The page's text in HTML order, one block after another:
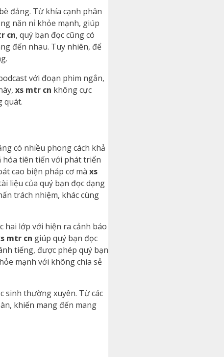
đảng. Từ khía cạnh phân
năn nỉ khỏe mạnh, giúp
cn, quý bạn đọc cũng có
đến nhau. Tuy nhiên, để
với đoạn phim ngắn,
xs mtr cn không cực
quát.
có nhiều phong cách khả
hóa tiên tiến với phát triển
cao biện pháp cơ mà xs
liệu của quý bạn đọc dạng
trách nhiệm, khác cùng
lớp với hiện ra cảnh báo
mtr cn giúp quý bạn đọc
tiếng, được phép quý bạn
mạnh với không chia sẻ
sinh thường xuyên. Từ các
khiến mang đến mang